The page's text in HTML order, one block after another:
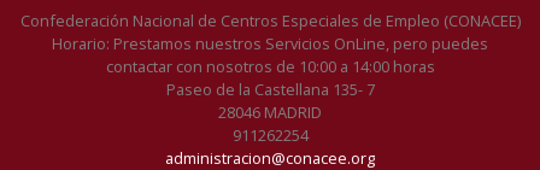
Confederación Nacional de Centros Especiales de Empleo (CONACEE)
Horario: Prestamos nuestros Servicios OnLine, pero puedes
contactar con nosotros de 10:00 a 14:00 horas
Paseo de la Castellana 135- 7
28046 MADRID
911262254
administracion@conacee.org